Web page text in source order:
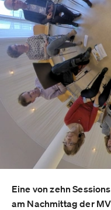
Eine von zehn
am Nachmittag der MV